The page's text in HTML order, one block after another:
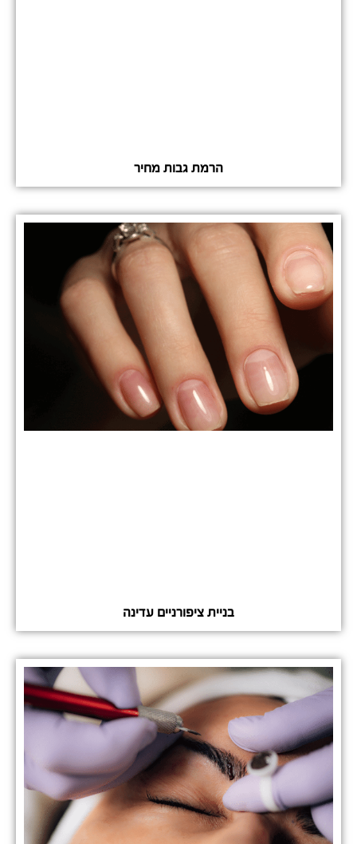
הרמת גבות מחיר
בניית ציפורניים עדינה